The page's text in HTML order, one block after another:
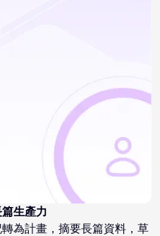
生產力
為計畫，摘要長篇資料，草